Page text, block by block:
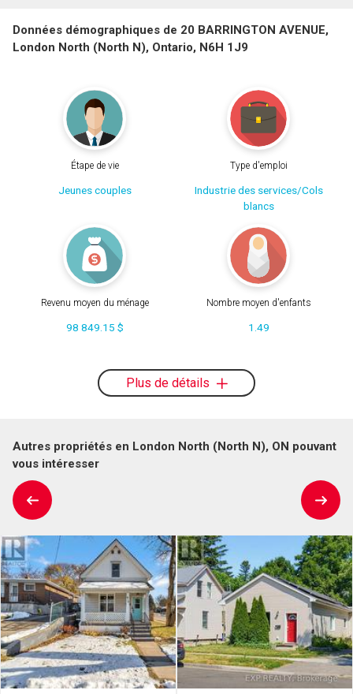
Données démographiques de 20 BARRINGTON AVENUE,
London North (North N), Ontario, N6H 1J9
Étape de vie
Jeunes couples
Type d'emploi
Industrie des services/Cols
blancs
Revenu moyen du ménage
98 849.15 $
Nombre moyen d'enfants
1.49
Plus de détails
Autres propriétés en London North (North N), ON pouvant
vous intéresser